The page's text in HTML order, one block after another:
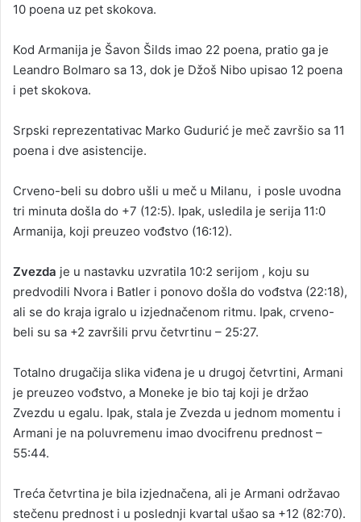
10 poena uz pet skokova.
Kod Armanija je Šavon Šilds imao 22 poena, pratio ga je
Leandro Bolmaro sa 13, dok je Džoš Nibo upisao 12 poena
i pet skokova.
Srpski reprezentativac Marko Gudurić je meč završio sa 11
poena i dve asistencije.
Crveno-beli su dobro ušli u meč u Milanu, i posle uvodna
tri minuta došla do +7 (12:5). Ipak, usledila je serija 11:0
Armanija, koji preuzeo vođstvo (16:12).
Zvezda je u nastavku uzvratila 10:2 serijom , koju su
predvodili Nvora i Batler i ponovo došla do vođstva (22:18),
ali se do kraja igralo u izjednačenom ritmu. Ipak, crveno-
beli su sa +2 završili prvu četvrtinu – 25:27.
Totalno drugačija slika viđena je u drugoj četvrtini, Armani
je preuzeo vođstvo, a Moneke je bio taj koji je držao
Zvezdu u egalu. Ipak, stala je Zvezda u jednom momentu i
Armani je na poluvremenu imao dvocifrenu prednost –
55:44.
Treća četvrtina je bila izjednačena, ali je Armani održavao
stečenu prednost i u poslednji kvartal ušao sa +12 (82:70).